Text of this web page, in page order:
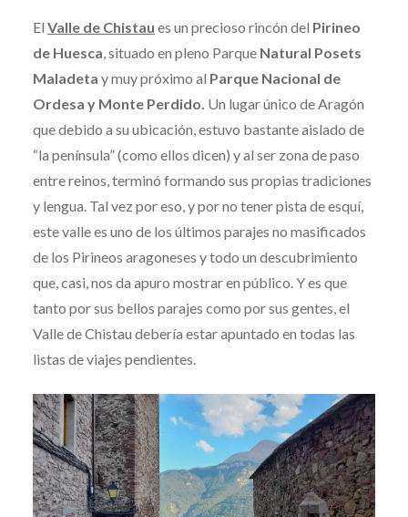
El Valle de Chistau es un precioso rincón del Pirineo
de Huesca, situado en pleno Parque Natural Posets
Maladeta y muy próximo al Parque Nacional de
Ordesa y Monte Perdido. Un lugar único de Aragón
que debido a su ubicación, estuvo bastante aislado de
“la península” (como ellos dicen) y al ser zona de paso
entre reinos, terminó formando sus propias tradiciones
y lengua. Tal vez por eso, y por no tener pista de esquí,
este valle es uno de los últimos parajes no masificados
de los Pirineos aragoneses y todo un descubrimiento
que, casi, nos da apuro mostrar en público. Y es que
tanto por sus bellos parajes como por sus gentes, el
Valle de Chistau debería estar apuntado en todas las
listas de viajes pendientes.